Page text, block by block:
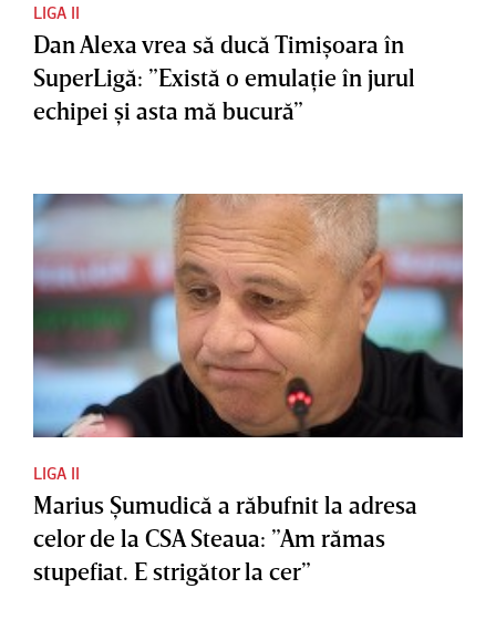
LIGA II
Dan Alexa vrea să ducă Timişoara în
SuperLigă: ”Există o emulaţie în jurul
echipei şi asta mă bucură”
LIGA II
Marius Şumudică a răbufnit la adresa
celor de la CSA Steaua: ”Am rămas
stupefiat. E strigător la cer”